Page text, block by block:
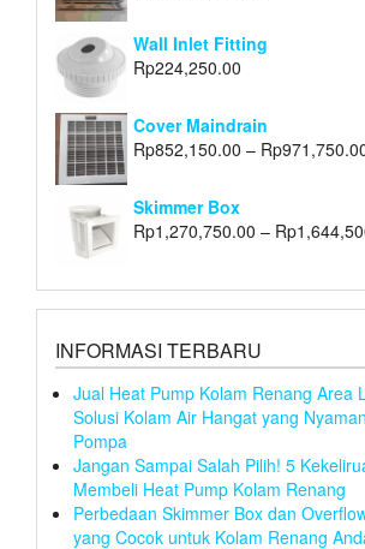
Wall Inlet Fitting
Rp224,250.00
Cover Maindrain
Rp852,150.00 – Rp
Skimmer Box
Rp1,270,750.00 – Rp
INFORMASI TERBARU
Jual Heat Pump Kolam Renang Area
Solusi Kolam Air Hangat yang
Pompa
Jangan Sampai Salah Pilih! 5
Membeli Heat Pump Kolam Renang
Perbedaan Skimmer Box dan
yang Cocok untuk Kolam Renang